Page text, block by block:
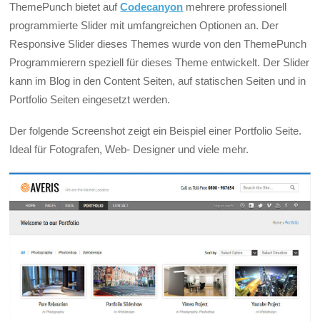
ThemePunch bietet aufCodecanyon mehrere professionell
programmierte Slider mit umfangreichen Optionen an. Der
Responsive Slider dieses Themes wurde von den ThemePunch
Programmierern speziell für dieses Theme entwickelt. Der Slider
kann im Blog in den Content Seiten, auf statischen Seiten und in
Portfolio Seiten eingesetzt werden.
Der folgende Screenshot zeigt ein Beispiel einer Portfolio Seite.
Ideal für Fotografen, Web- Designer und viele mehr.